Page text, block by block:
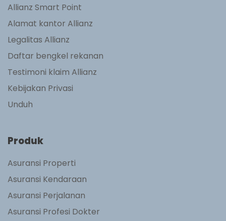
Allianz Smart Point
Alamat kantor Allianz
Legalitas Allianz
Daftar bengkel rekanan
Testimoni klaim Allianz
Kebijakan Privasi
Unduh
Produk
Asuransi Properti
Asuransi Kendaraan
Asuransi Perjalanan
Asuransi Profesi Dokter